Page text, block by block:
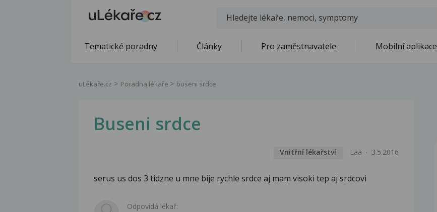
Tematické poradny Články Pro zaměstnavatele Mobilní aplikace
uLékaře.cz Poradna lékaře buseni srdce
Buseni srdce
Vnitřní lékařství Laa 3.5.2016
serus us dos 3 tidzne u mne bije rychle srdce aj mam visoki tep aj srdcovi
Odpovídá lékař: